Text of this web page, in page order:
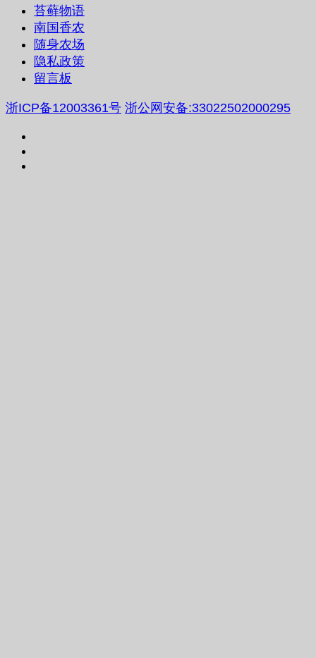
苔藓物语
南国香农
随身农场
隐私政策
留言板
浙ICP备12003361号 浙公网安备:33022502000295